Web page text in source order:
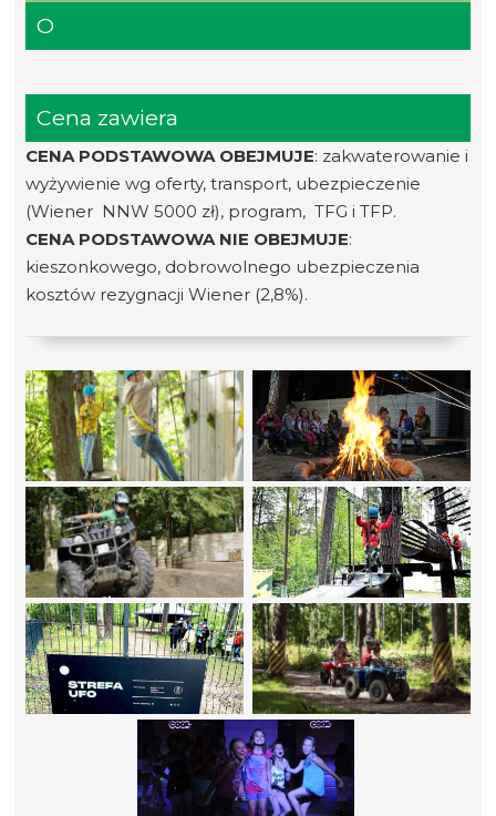
O
Cena zawiera
CENA PODSTAWOWA OBEJMUJE: zakwaterowanie i
wyżywienie wg oferty, transport, ubezpieczenie
(Wiener NNW 5000 zł), program, TFG i TFP.
CENA PODSTAWOWA NIE OBEJMUJE:
kieszonkowego, dobrowolnego ubezpieczenia
kosztów rezygnacji Wiener (2,8%).